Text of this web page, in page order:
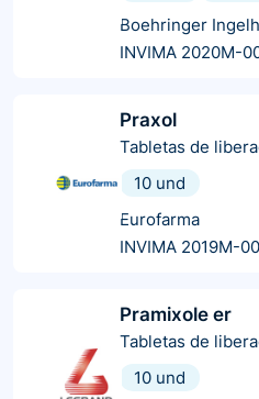
Boehringer
INVIMA 2020M-
Praxol
Tabletas de
10 und
Eurofarma
INVIMA 2019M-
Pramixole er
Tabletas de
10 und